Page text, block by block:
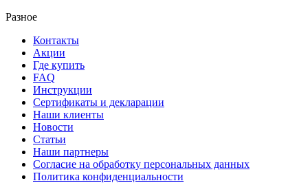
Разное
Контакты
Акции
Где купить
FAQ
Инструкции
Сертификаты и декларации
Наши клиенты
Новости
Статьи
Наши партнеры
Согласие на обработку персональных данных
Политика конфиденциальности